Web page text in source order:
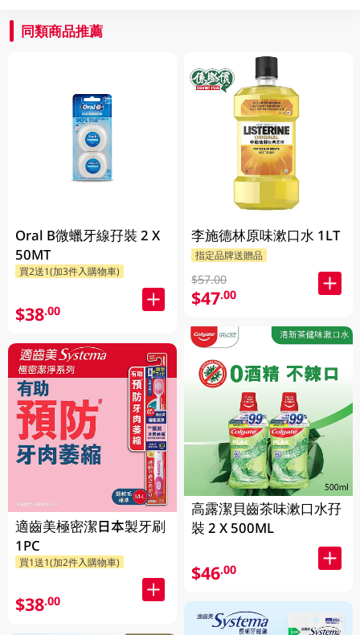
同類商品推薦
Oral B微蠟牙線孖裝 2 X
50MT
買2送1(加3件入購物車)
$38.00
適齒美極密潔日本製牙刷
1PC
買1送1(加2件入購物車)
$38.00
李施德林原味漱口水 1LT
指定品牌送贈品
$57.00
$47.00
高露潔貝齒茶味漱口水孖
裝 2 X 500ML
$46.00